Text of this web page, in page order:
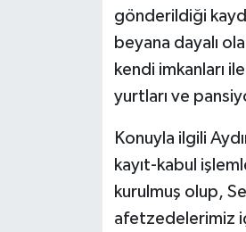
gönderildiği
beyana dayalı
kendi imkanları
yurtları ve
Konuyla ilgili
kayıt-kabul
kurulmuş olup,
afetzedelerimiz